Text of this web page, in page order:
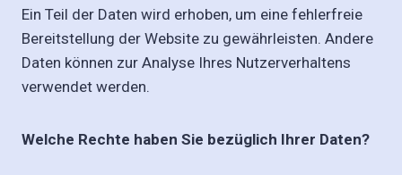
Ein Teil der Daten wird erhoben, um eine fehlerfreie
Bereitstellung der Website zu gewährleisten. Andere
Daten können zur Analyse Ihres Nutzerverhaltens
verwendet werden.
Welche Rechte haben Sie bezüglich Ihrer Daten?